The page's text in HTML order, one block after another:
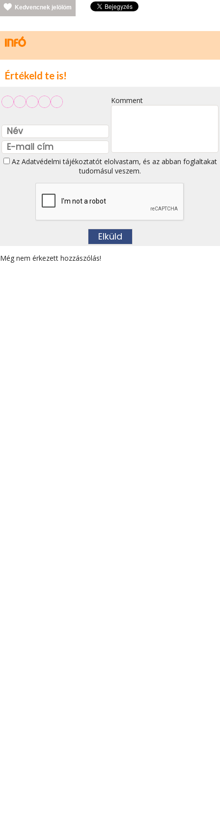
Kedvencnek jelölöm
Értékeld te is!
Komment
Az Adatvédelmi tájékoztatótelolvastam, és az abban foglaltakat
tudomásul veszem.
Még nem érkezett hozzászólás!